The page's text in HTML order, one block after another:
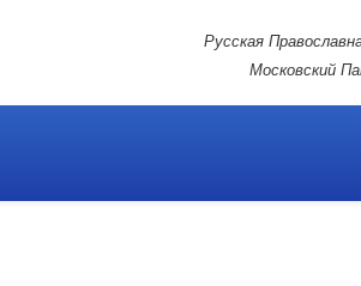
Русская
Московский